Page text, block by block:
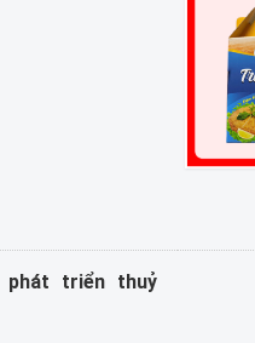
phát triển thuỷ